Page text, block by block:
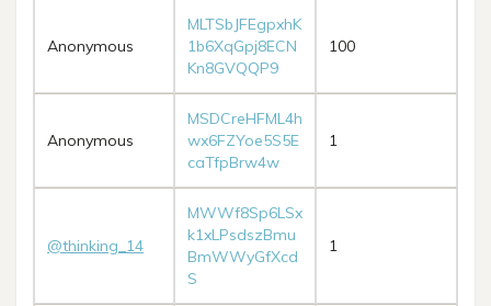
Anonymous
MLTSbJFEgpxhK
1b6XqGpj8ECN
Kn8GVQQP9
100
Anonymous
MSDCreHFML4h
wx6FZYoe5S5E
caTfpBrw4w
1
@thinking_14
MWWf8Sp6LSx
k1xLPsdszBmu
BmWWyGfXcd
S
1